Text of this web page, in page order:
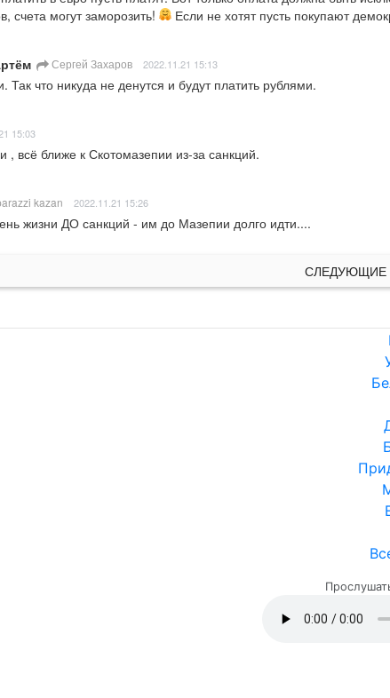
счета могут заморозить!
Если не хотят пусть покупают
Сергей Захаров 2022.11.21 15:13
Так что никуда не денутся и будут платить рублями.
15:03
всё ближе к Скотомазепии из-за санкций.
kazan 2022.11.21 15:26
жизни ДО санкций - им до Мазепии долго идти....
СЛЕДУЮЩИЕ